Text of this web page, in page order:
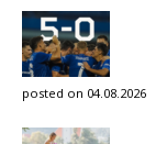
posted on 04.08.2026